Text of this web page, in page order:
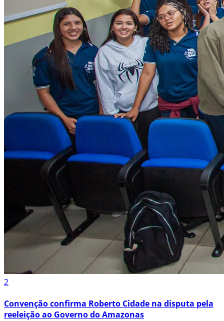
2
Convenção confirma Roberto Cidade na disputa pela
reeleição ao Governo do Amazonas